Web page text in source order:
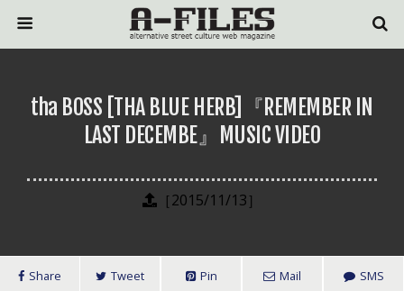
tha BOSS [THA BLUE HERB]『REMEMBER IN
LAST DECEMBE』MUSIC VIDEO
［2015/11/13］
Share Tweet Pin Mail SMS